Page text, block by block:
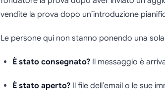
vendite la prova dopo un’introduzione
Le persone qui non stanno ponendo una
È stato consegnato? Il messaggio è
È stato aperto? Il file dell’email o le sue